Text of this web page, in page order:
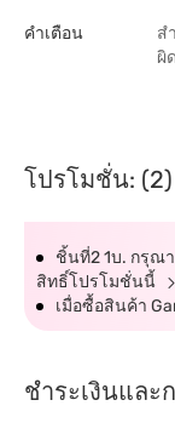
คำเตือน
ส
ผิ
โปรโมชั่น: (2)
ชิ้นที่2 1บ. กรุณ
สิทธิ์โปรโมชั่นนี้
เมื่อซื้อสินค้า
ชำระเงินและ